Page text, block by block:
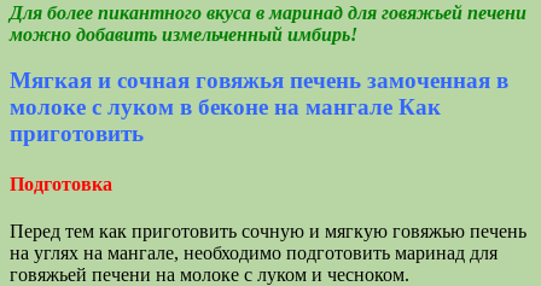
Для более пикантного вкуса в маринад для говяжьей печени
можно добавить измельченный имбирь!
Мягкая и сочная говяжья печень замоченная в
молоке с луком в беконе на мангале Как
приготовить
Подготовка
Перед тем как приготовить сочную и мягкую говяжью печень
на углях на мангале, необходимо подготовить маринад для
говяжьей печени на молоке с луком и чесноком.